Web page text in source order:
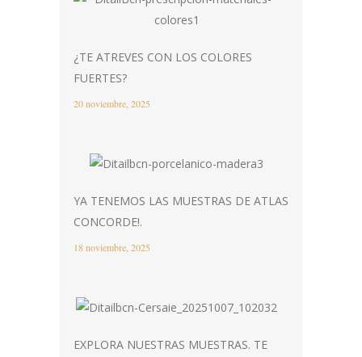
¿TE ATREVES CON LOS COLORES
FUERTES?
20 noviembre, 2025
YA TENEMOS LAS MUESTRAS DE ATLAS
CONCORDE!.
18 noviembre, 2025
EXPLORA NUESTRAS MUESTRAS. TE